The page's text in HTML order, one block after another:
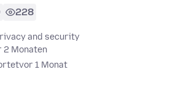
228
and security
Monaten
vor 1 Monat